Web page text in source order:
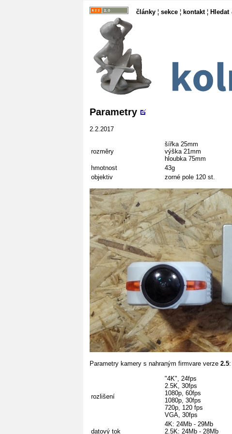
články ¦ sekce ¦ kontakt¦ Hledat
Parametry
2.2.2017
rozměry
šířka 25mm
výška 21mm
hloubka 75mm
hmotnost
43g
objektiv
zorné pole 120 st.
Parametry kamery s nahraným firmvare verze 2.5:
rozlišení
"4K", 24fps
2.5K, 30fps
1080p, 60fps
1080p, 30fps
720p, 120 fps
VGA, 30fps
datový tok
4K: 24Mb - 29Mb
2.5K: 24Mb - 28Mb